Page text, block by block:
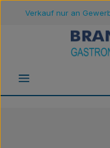
Zum Hauptinhalt
Verkauf nur an